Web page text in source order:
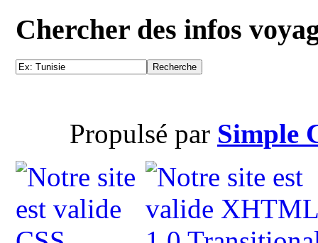
Chercher des infos
Propulsé par Simple